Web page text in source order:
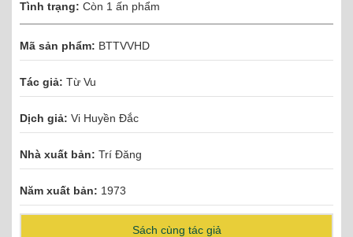
Tình trạng: Còn 1 ấn phẩm
Mã sản phẩm: BTTVVHD
Tác giả: Từ Vu
Dịch giả: Vi Huyền Đắc
Nhà xuất bản: Trí Đăng
Năm xuất bản: 1973
Sách cùng tác giả